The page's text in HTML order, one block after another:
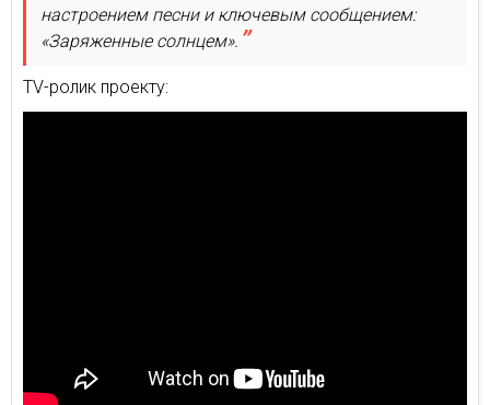
настроением песни и ключевым сообщением:
«Заряженные солнцем».
TV-ролик проекту: